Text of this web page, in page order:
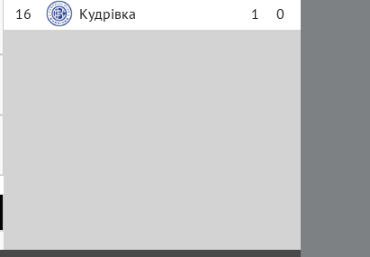
16
Кудрівка 1 0